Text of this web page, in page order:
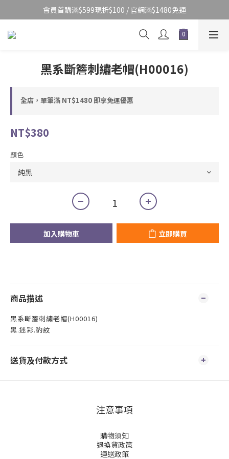
會員首購滿$599現折$100 / 官網滿$1480免運
黑系斷簷刺繡老帽(H00016)
全店，單筆滿 NT$1480 即享免運優惠
NT$380
顏色
加入購物車 立即購買
商品描述
黑系斷簷刺繡老帽(H00016)
黑.迷彩.豹紋
送貨及付款方式
注意事項
購物須知
退換貨政策
運送政策